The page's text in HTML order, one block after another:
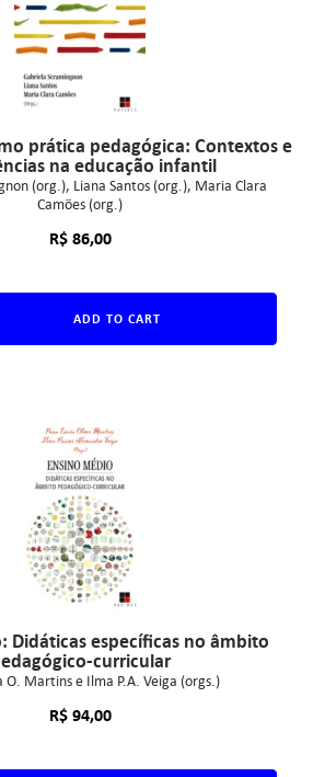
prática pedagógica: Contextos e
na educação infantil
(org.) Liana Santos (org.) Maria Clara
Camões (org.)
R$86,00
ADD TO CART
Didáticas específicas no âmbito
curricular
O. Martins e Ilma P.A. Veiga (orgs.)
R$94,00